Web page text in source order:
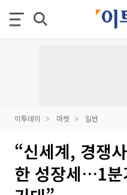
이투데이 마켓 일반
“신세계, 경쟁
한 성장세…1분